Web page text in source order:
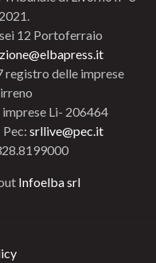
12 Portoferraio
registro delle imprese
imprese Li- 206464
Pec: srllive@pec.it
Infoelba srl